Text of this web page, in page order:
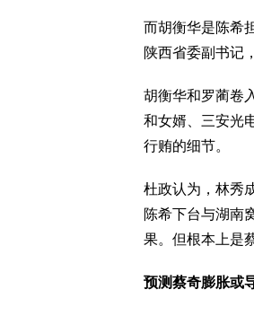
而胡衡华是陈希
陕西省委副书记
胡衡华和罗蔺卷
和女婿、三安光
行贿的细节。
杜政认为，林秀
陈希下台与湖南
果。但根本上是
预测蔡奇膨胀或